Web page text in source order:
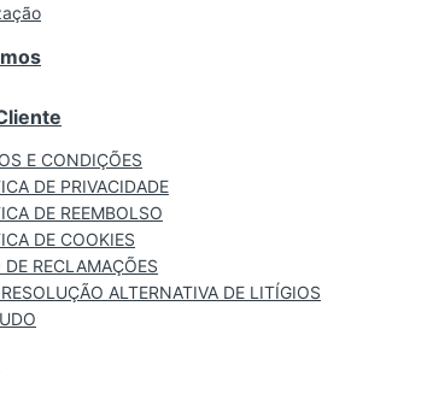
E CONDIÇÕES
DE PRIVACIDADE
DE REEMBOLSO
DE COOKIES
DE RECLAMAÇÕES
ALTERNATIVA DE LITÍGIOS